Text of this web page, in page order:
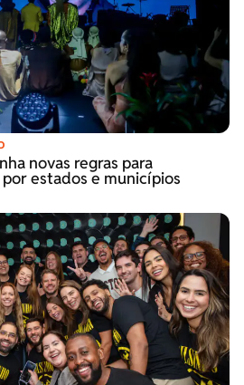
novas regras para
estados e municípios